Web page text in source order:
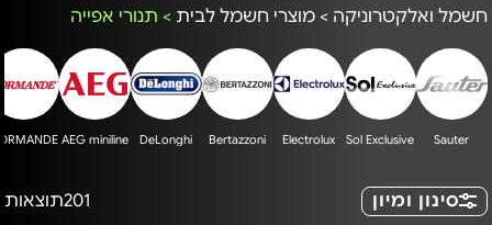
חשמל ואלקטרוניקה > מוצרי חשמל לבית > תנורי אפייה
Sauter
Sol Exclusive
Electrolux
Bertazzoni
DeLonghi
AEG miniline
סינון ומיון 201תוצאות